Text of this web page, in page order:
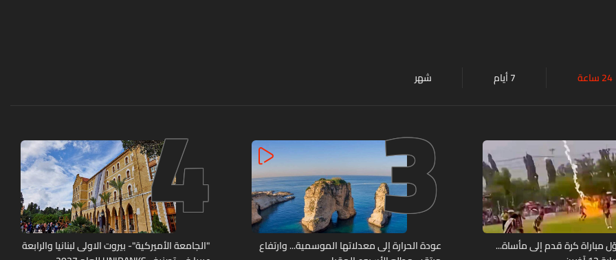
24 ساعة 7 أيام شهر
مباراة كرة قدم إلى مأساة...
3
عودة الحرارة إلى معدلاتها الموسمية... وارتفاع
4
"الجامعة الأميركية"- بيروت الاولى لبنانيا والرابعة